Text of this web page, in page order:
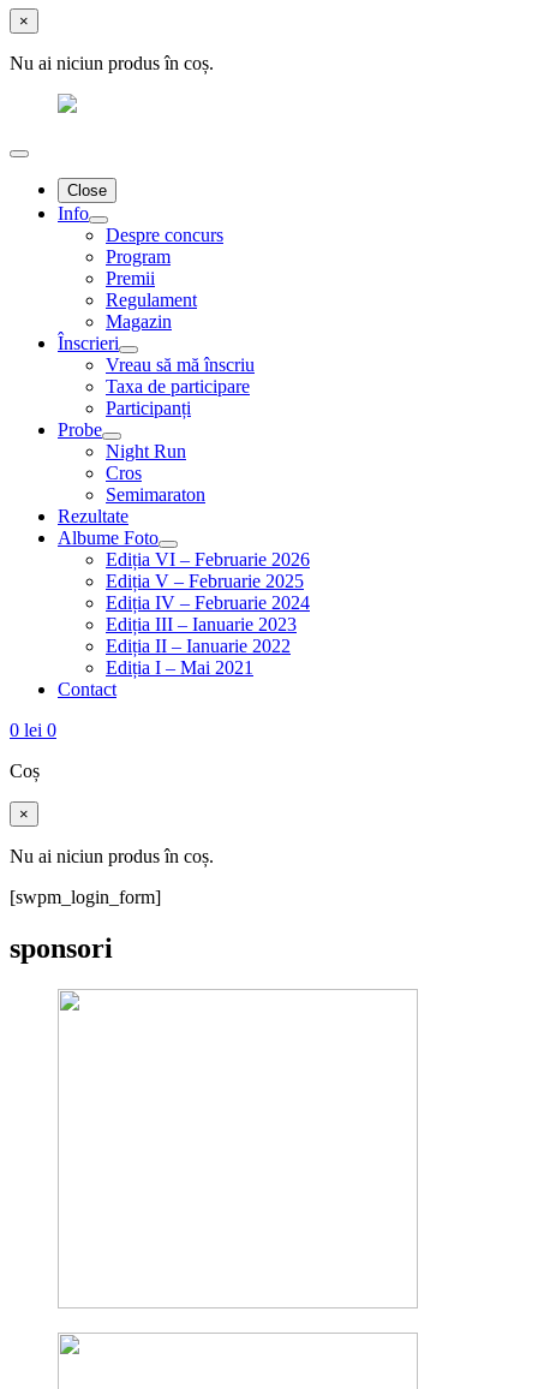
×
Nu ai niciun produs în coș.
Close
Info
Despre concurs
Program
Premii
Regulament
Magazin
Înscrieri
Vreau să mă înscriu
Taxa de participare
Participanți
Probe
Night Run
Cros
Semimaraton
Rezultate
Albume Foto
Ediția VI – Februarie 2026
Ediția V – Februarie 2025
Ediția IV – Februarie 2024
Ediția III – Ianuarie 2023
Ediția II – Ianuarie 2022
Ediția I – Mai 2021
Contact
0 lei 0
Coș
×
Nu ai niciun produs în coș.
[swpm_login_form]
sponsori